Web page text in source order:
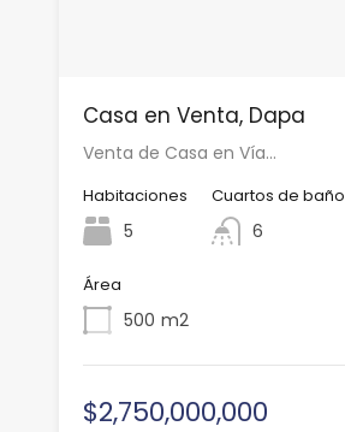
Casa en Venta, Dapa
Venta de Casa en Vía…
Habitaciones
5
Cuartos de baño
6
Área
500 m2
$2,750,000,000